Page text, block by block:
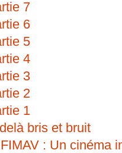
7
6
5
4
3
2
1
bris et bruit
: Un cinéma